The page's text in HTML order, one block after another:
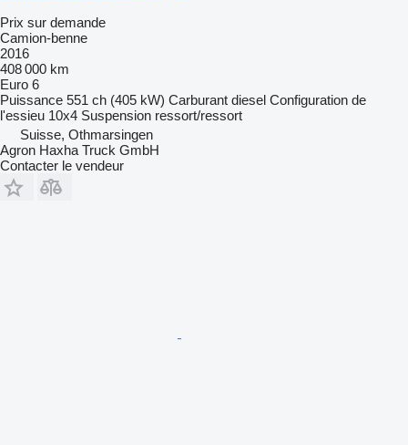
Prix sur demande
Camion-benne
2016
408 000 km
Euro 6
Puissance 551 ch (405 kW) Carburant diesel Configuration de
l'essieu 10x4 Suspension ressort/ressort
Suisse, Othmarsingen
Agron Haxha Truck GmbH
Contacter le vendeur